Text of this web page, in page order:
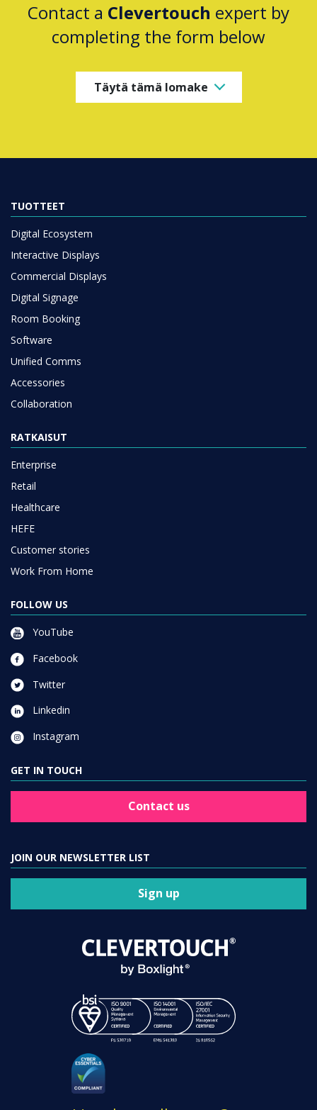
Contact a Clevertouch expert by
completing the form below
Täytä tämä lomake
TUOTTEET
Digital Ecosystem
Interactive Displays
Commercial Displays
Digital Signage
Room Booking
Software
Unified Comms
Accessories
Collaboration
RATKAISUT
Enterprise
Retail
Healthcare
HEFE
Customer stories
Work From Home
FOLLOW US
YouTube
Facebook
Twitter
Linkedin
Instagram
GET IN TOUCH
Contact us
JOIN OUR NEWSLETTER LIST
Sign up